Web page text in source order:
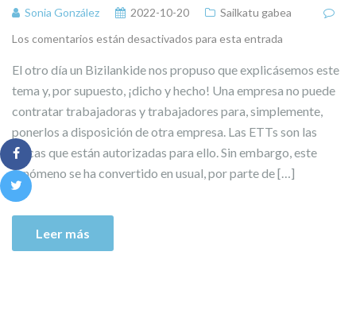
Sonia González 2022-10-20
Sailkatu gabea
Los comentarios están desactivados para esta entrada
El otro día un Bizilankide nos propuso que explicásemos este
tema y, por supuesto, ¡dicho y hecho! Una empresa no puede
contratar trabajadoras y trabajadores para, simplemente,
ponerlos a disposición de otra empresa. Las ETTs son las
únicas que están autorizadas para ello. Sin embargo, este
fenómeno se ha convertido en usual, por parte de […]
Leer más